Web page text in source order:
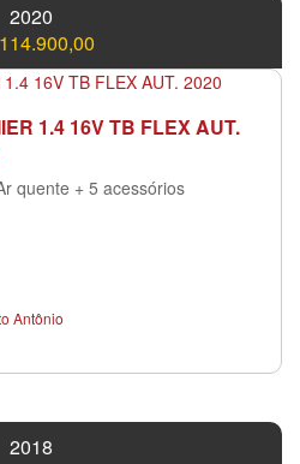
2020
1.4 16V TB FLEX AUT.
quente + 5 acessórios
Antônio
2018